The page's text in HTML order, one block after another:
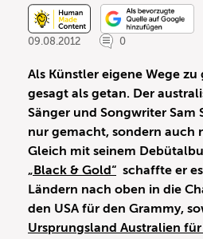
09.08.2012
0
Als Künstler eigene Wege
gesagt als getan. Der
Sänger und Songwriter Sam
nur gemacht, sondern auch
Gleich mit seinem
„Black & Gold“ schaffte er
Ländern nach oben in die
den USA für den Grammy,
Ursprungsland Australien